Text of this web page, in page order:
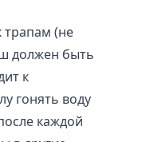
трапам (не
должен быть
к
гонять воду
каждой